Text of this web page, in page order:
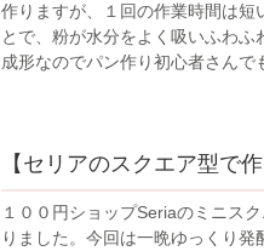
作りますが、１回の作業時間は短
とで、粉が水分をよく吸いふわ
成形なのでパン作り初心者さん
【セリアのスクエア型で
１００円ショップSeriaのミニス
りました。今回は一晩ゆっくり